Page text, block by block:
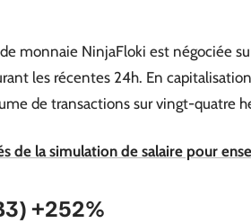
monnaie NinjaFloki est négociée
les récentes 24h. En
de transactions sur vingt-quatre
de la simulation de salaire pour
+252%